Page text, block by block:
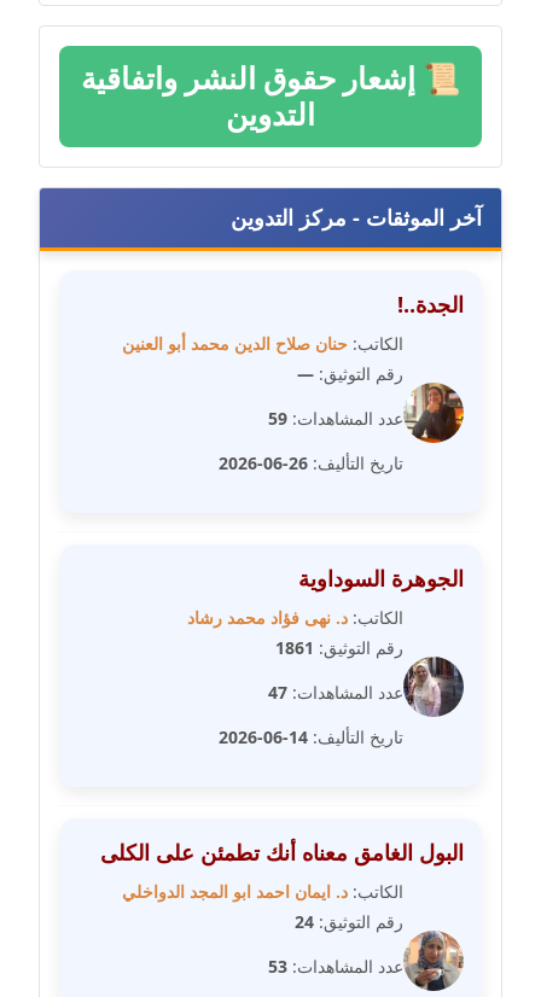
مدونة ريهام الخميسي
مدونة زينات مطاوع
عاملة
مدونة زينب ابو الفضل
مدونة زينب حمدي
عاملة
مدونة سارة ابراهيم
عاملة
مدونة سارة سعيد
عاملة
مدونة سالي علاء الدين
عاملة
مدونة سامح طلعت
عاملة
مدونة سامح فرج
📜 إشعار حقوق النشر واتفاقية
التدوين
آخر الموثقات - مركز التدوين
الجدة..!
الكاتب: حنان صلاح الدين محمد أبو العنين
رقم التوثيق: —
عدد المشاهدات: 59
تاريخ التأليف: 26-06-2026
الجوهرة السوداوية
الكاتب: د. نهى فؤاد محمد رشاد
رقم التوثيق: 1861
عدد المشاهدات: 47
تاريخ التأليف: 14-06-2026
البول الغامق معناه أنك تطمئن على الكلى
الكاتب: د. ايمان احمد ابو المجد الدواخلي
رقم التوثيق: 24
عدد المشاهدات: 53